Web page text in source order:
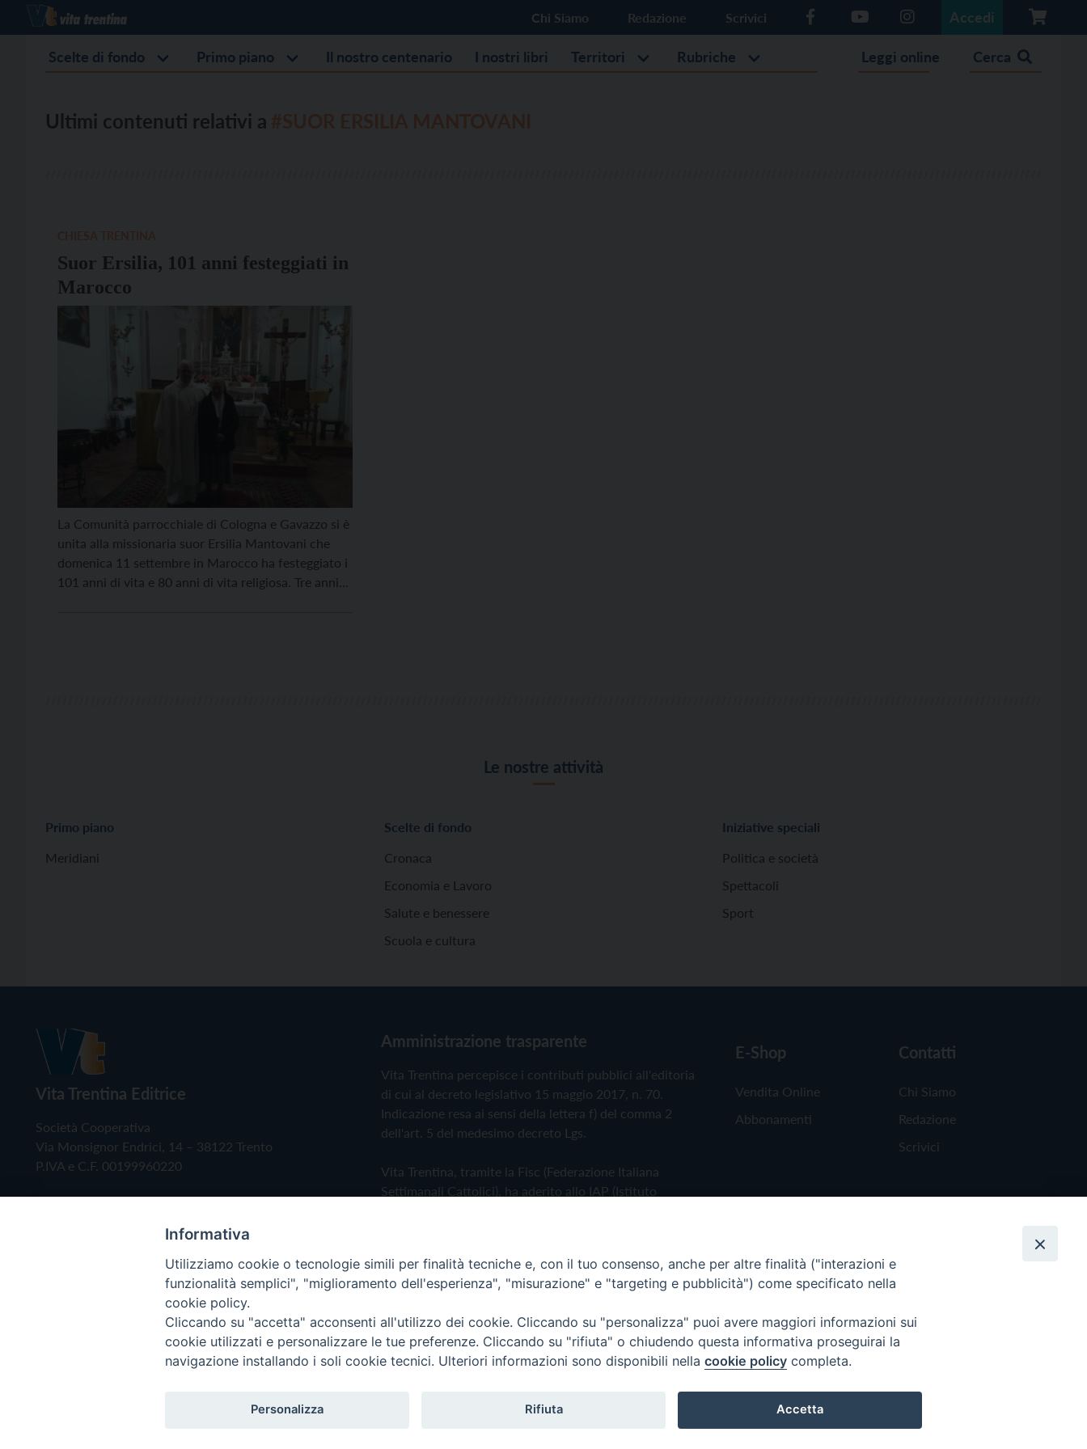
Chi Siamo Redazione Scrivici Accedi
Scelte di fondo Primo piano Il nostro centenario I nostri libri Territori Rubriche Leggi online Cerca
Ultimi contenuti relativi a
Suor Ersilia, 101 anni festeggiati in
Marocco
La Comunità parrocchiale di Cologna e Gavazzo si è
unita alla missionaria suor Ersilia Mantovani che
domenica 11 settembre in Marocco ha festeggiato i
101 anni di vita e 80 anni di vita religiosa. Tre anni
Le nostre attività
Primo piano
Meridiani
Scelte di fondo
Cronaca
Economia e Lavoro
Salute e benessere
Scuola e cultura
Iniziative speciali
Politica e società
Spettacoli
Sport
Vita Trentina Editrice
Società Cooperativa
Via Monsignor Endrici, 14 – 38122 Trento
P.IVA e C.F. 00199960220
Amministrazione trasparente
Vita Trentina percepisce i contributi pubblici all'editoria
di cui al decreto legislativo 15 maggio 2017, n. 70.
Indicazione resa ai sensi della lettera f) del comma 2
dell'art. 5 del medesimo decreto Lgs.
Vita Trentina, tramite la Fisc (Federazione Italiana
Settimanali Cattolici), ha aderito allo IAP (Istituto
Privacy Policy Cookie Policy
E-Shop
Vendita Online
Abbonamenti
Contatti
Chi Siamo
Redazione
Scrivici
Copyright © 2019 - Tutti i diritti riservati - Vita Trentina Editrice
Informativa
Utilizziamo cookie o tecnologie simili per finalità tecniche e, con il tuo consenso, anche per altre finalità ("interazioni e
funzionalità semplici", "miglioramento dell'esperienza", "misurazione" e "targeting e pubblicità") come specificato nella
cookie policy.
Cliccando su "accetta" acconsenti all'utilizzo dei cookie. Cliccando su "personalizza" puoi avere maggiori informazioni sui
cookie utilizzati e personalizzare le tue preferenze. Cliccando su "rifiuta" o chiudendo questa informativa proseguirai la
navigazione installando i soli cookie tecnici. Ulteriori informazioni sono disponibili nella cookie policy completa.
Personalizza Rifiuta Accetta